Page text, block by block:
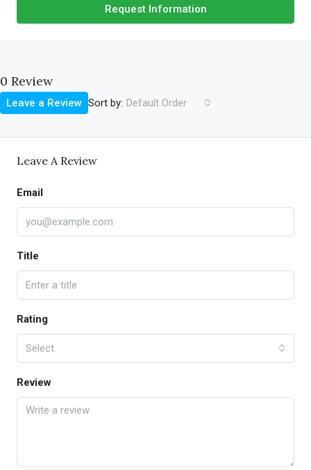
Request Information
0 Review
Sort by: Default Order
Leave a Review
Leave A Review
Email
Title
Rating
Select
Review